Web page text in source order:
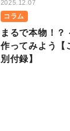
2025.12.07
コラム
まるで本物！？
作ってみよう【
別付録】